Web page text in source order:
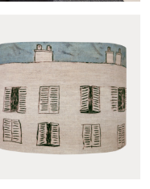
Fenêtre sur cour roll